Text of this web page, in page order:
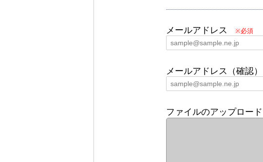
メールアドレス ※必須
メールアドレス（確認）
ファイルのアップロード